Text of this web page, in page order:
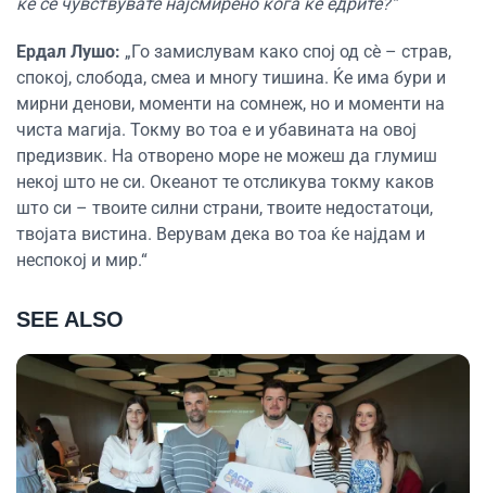
Ердал Лушо: „Го замислувам како спој од сè – страв,
спокој, слобода, смеа и многу тишина. Ќе има бури и
мирни денови, моменти на сомнеж, но и моменти на
чиста магија. Токму во тоа е и убавината на овој
предизвик. На отворено море не можеш да глумиш
некој што не си. Океанот те отсликува токму каков
што си – твоите силни страни, твоите недостатоци,
твојата вистина. Верувам дека во тоа ќе најдам и
неспокој и мир.“
SEE ALSO